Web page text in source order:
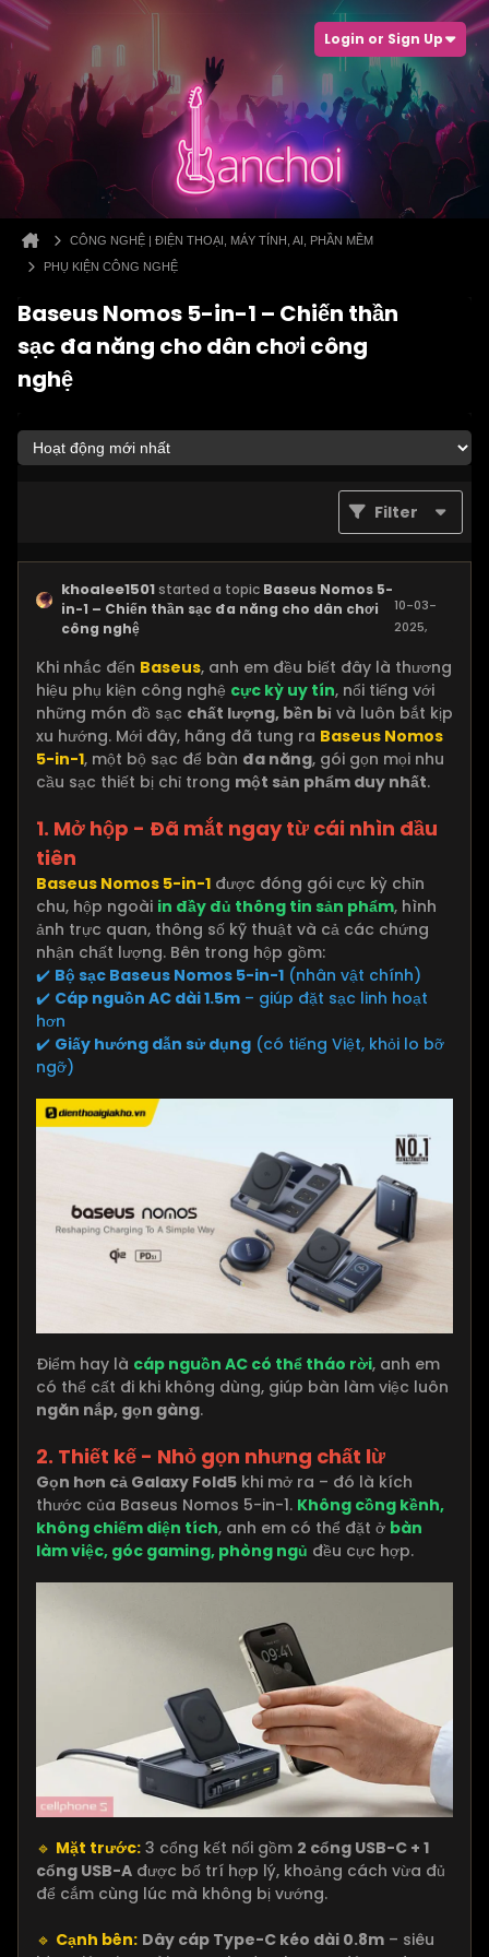
Login or Sign Up
CÔNG NGHỆ | ĐIỆN THOẠI, MÁY TÍNH, AI, PHẦN MỀM
PHỤ KIỆN CÔNG NGHỆ
Baseus Nomos 5-in-1 – Chiến thần
sạc đa năng cho dân chơi công
nghệ
Filter
khoalee1501started a topic Baseus Nomos 5-
in-1 – Chiến thần sạc đa năng cho dân chơi
công nghệ
10-03-
2025,
Khi nhắc đến Baseus, anh em đều biết đây là thương
hiệu phụ kiện công nghệ cực kỳ uy tín, nổi tiếng với
những món đồ sạc chất lượng, bền bỉ và luôn bắt kịp
xu hướng. Mới đây, hãng đã tung ra Baseus Nomos
5-in-1, một bộ sạc để bàn đa năng, gói gọn mọi nhu
cầu sạc thiết bị chỉ trong một sản phẩm duy nhất.
1. Mở hộp - Đã mắt ngay từ cái nhìn đầu
tiên
Baseus Nomos 5-in-1 được đóng gói cực kỳ chỉn
chu, hộp ngoài in đầy đủ thông tin sản phẩm, hình
ảnh trực quan, thông số kỹ thuật và cả các chứng
nhận chất lượng. Bên trong hộp gồm:
✔️ Bộ sạc Baseus Nomos 5-in-1 (nhân vật chính)
✔️ Cáp nguồn AC dài 1.5m – giúp đặt sạc linh hoạt
hơn
✔️ Giấy hướng dẫn sử dụng (có tiếng Việt, khỏi lo bỡ
ngỡ)
Điểm hay là cáp nguồn AC có thể tháo rời, anh em
có thể cất đi khi không dùng, giúp bàn làm việc luôn
ngăn nắp, gọn gàng.
2. Thiết kế - Nhỏ gọn nhưng chất lừ
Gọn hơn cả Galaxy Fold5 khi mở ra – đó là kích
thước của Baseus Nomos 5-in-1. Không cồng kềnh,
không chiếm diện tích, anh em có thể đặt ở bàn
làm việc, góc gaming, phòng ngủ đều cực hợp.
🔹 Mặt trước: 3 cổng kết nối gồm 2 cổng USB-C + 1
cổng USB-A được bố trí hợp lý, khoảng cách vừa đủ
để cắm cùng lúc mà không bị vướng.
🔹 Cạnh bên: Dây cáp Type-C kéo dài 0.8m – siêu